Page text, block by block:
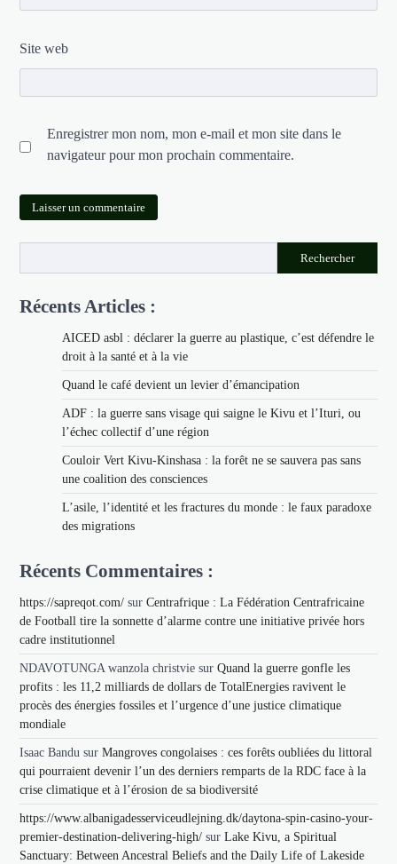
Site web
Enregistrer mon nom, mon e-mail et mon site dans le
navigateur pour mon prochain commentaire.
Rechercher
Récents Articles :
AICED asbl : déclarer la guerre au plastique, c’est défendre le
droit à la santé et à la vie
Quand le café devient un levier d’émancipation
ADF : la guerre sans visage qui saigne le Kivu et l’Ituri, ou
l’échec collectif d’une région
Couloir Vert Kivu-Kinshasa : la forêt ne se sauvera pas sans
une coalition des consciences
L’asile, l’identité et les fractures du monde : le faux paradoxe
des migrations
Récents Commentaires :
https://sapreqot.com/ surCentrafrique : La Fédération Centrafricaine
de Football tire la sonnette d’alarme contre une initiative privée hors
cadre institutionnel
NDAVOTUNGA wanzola christvie surQuand la guerre gonfle les
profits : les 11,2 milliards de dollars de TotalEnergies ravivent le
procès des énergies fossiles et l’urgence d’une justice climatique
mondiale
Isaac Bandu surMangroves congolaises : ces forêts oubliées du littoral
qui pourraient devenir l’un des derniers remparts de la RDC face à la
crise climatique et à l’érosion de sa biodiversité
https://www.albanigadesserviceudlejning.dk/daytona-spin-casino-your-
premier-destination-delivering-high/ surLake Kivu, a Spiritual
Sanctuary: Between Ancestral Beliefs and the Daily Life of Lakeside